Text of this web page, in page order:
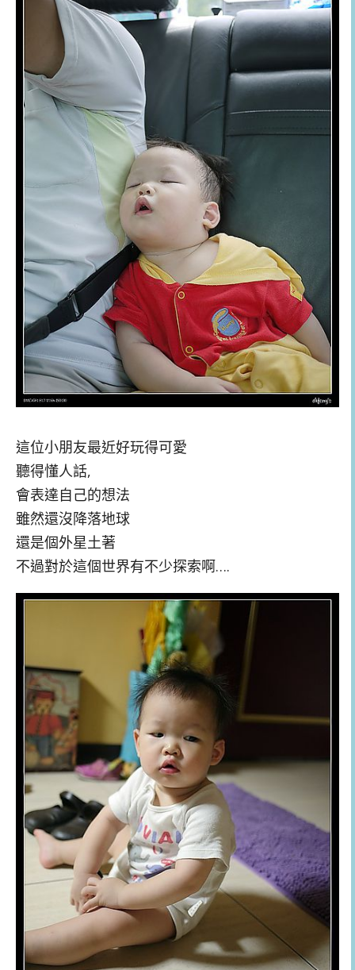
這位小朋友最近好玩得可愛
聽得懂人話,
會表達自己的想法
雖然還沒降落地球
還是個外星土著
不過對於這個世界有不少探索啊….